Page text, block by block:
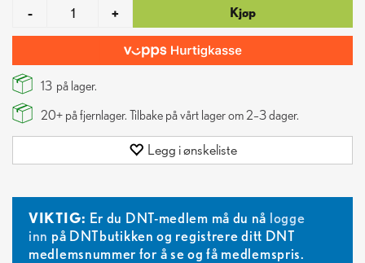
- + Kjøp
13 på lager.
20+ på fjernlager. Tilbake på vårt lager om 2–3 dager.
Legg i ønskeliste
VIKTIG: Er du DNT-medlem må du nå logge
inn på DNTbutikken og registrere ditt DNT
medlemsnummer for å se og få medlemspris.